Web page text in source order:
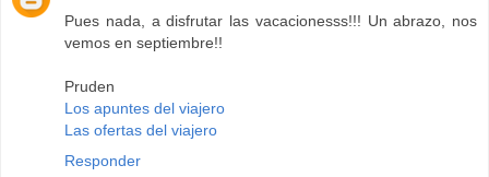
Pues nada, a disfrutar las vacacionesss!!! Un abrazo, nos
vemos en septiembre!!
Pruden
Los apuntes del viajero
Las ofertas del viajero
Responder